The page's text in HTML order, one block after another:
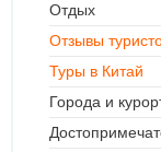
Отдых
Отзывы
Туры в Китай
Города и